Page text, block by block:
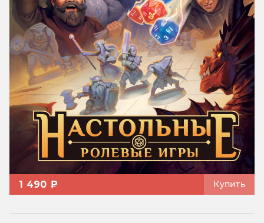
1 490 ₽ Купить